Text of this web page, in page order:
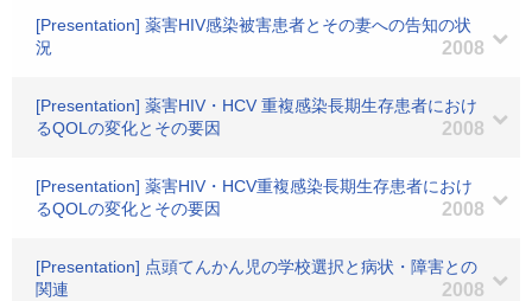
[Presentation] 薬害HIV感染被害患者とその妻への告知の状
況
2008
[Presentation] 薬害HIV・HCV 重複感染長期生存患者におけ
るQOLの変化とその要因
2008
[Presentation] 薬害HIV・HCV重複感染長期生存患者におけ
るQOLの変化とその要因
2008
[Presentation] 点頭てんかん児の学校選択と病状・障害との
関連
2008